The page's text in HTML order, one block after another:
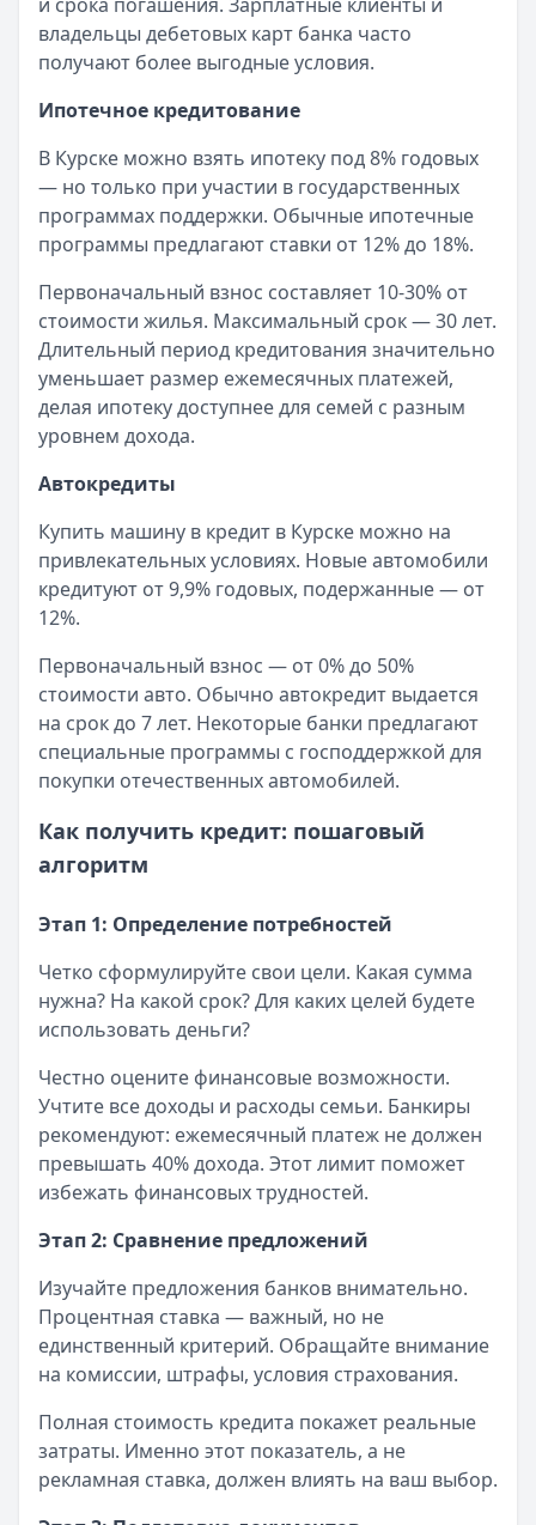
Все новости
владельцы дебетовых карт банка часто
получают более выгодные условия.
Ипотечное кредитование
В Курске можно взять ипотеку под 8% годовых
— но только при участии в государственных
программах поддержки. Обычные ипотечные
программы предлагают ставки от 12% до 18%.
Первоначальный взнос составляет 10-30% от
стоимости жилья. Максимальный срок — 30 лет.
Длительный период кредитования значительно
уменьшает размер ежемесячных платежей,
делая ипотеку доступнее для семей с разным
уровнем дохода.
Автокредиты
Купить машину в кредит в Курске можно на
привлекательных условиях. Новые автомобили
кредитуют от 9,9% годовых, подержанные — от
12%.
Первоначальный взнос — от 0% до 50%
стоимости авто. Обычно автокредит выдается
на срок до 7 лет. Некоторые банки предлагают
специальные программы с господдержкой для
покупки отечественных автомобилей.
Как получить кредит: пошаговый
алгоритм
Этап 1: Определение потребностей
Четко сформулируйте свои цели. Какая сумма
нужна? На какой срок? Для каких целей будете
использовать деньги?
Честно оцените финансовые возможности.
Учтите все доходы и расходы семьи. Банкиры
рекомендуют: ежемесячный платеж не должен
превышать 40% дохода. Этот лимит поможет
избежать финансовых трудностей.
Этап 2: Сравнение предложений
Изучайте предложения банков внимательно.
Процентная ставка — важный, но не
единственный критерий. Обращайте внимание
на комиссии, штрафы, условия страхования.
Полная стоимость кредита покажет реальные
затраты. Именно этот показатель, а не
рекламная ставка, должен влиять на ваш выбор.